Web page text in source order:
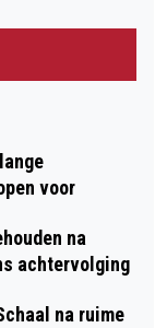
voor
na
achtervolging
na ruime